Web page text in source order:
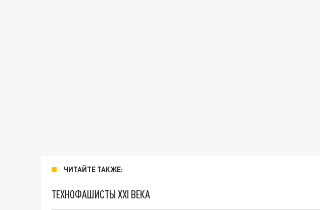
ЧИТАЙТЕ ТАКЖЕ:
ТЕХНОФАШИСТЫ XXI ВЕКА